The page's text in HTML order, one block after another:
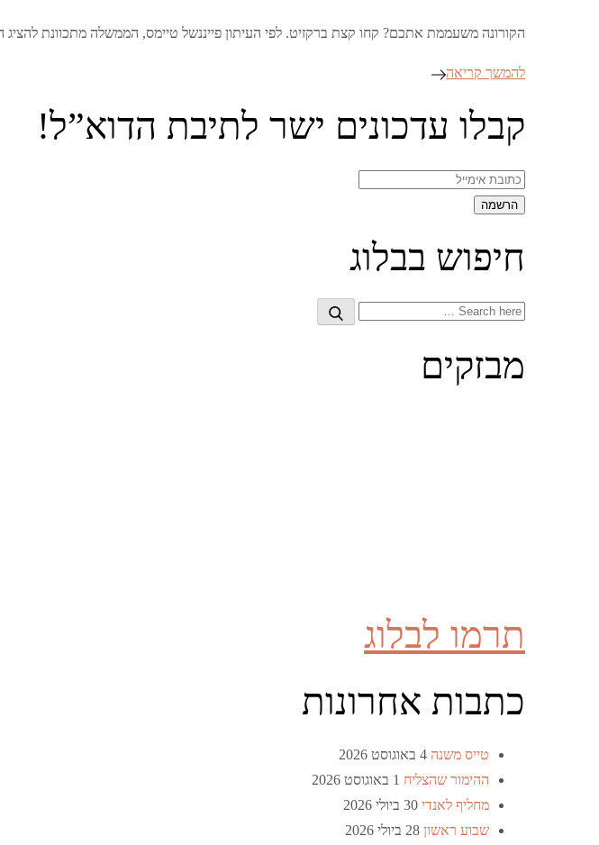
הקורונה משעממת אתכם? קחו קצת ברקזיט. לפי העיתון פייננשל טיימס, הממשלה מתכוונת
להמשך קריאה
קבלו עדכונים ישר לתיבת הדוא”ל!
חיפוש בבלוג
Search
Search
מבזקים
תרמו לבלוג
כתבות אחרונות
טייס משנה 4 באוגוסט 2026
ההימור שהצליח 1 באוגוסט 2026
מחליף לאנדי 30 ביולי 2026
שבוע ראשון 28 ביולי 2026